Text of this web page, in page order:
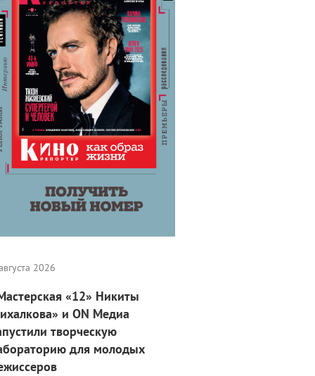
2026
«12» Никиты
и ON Медиа
творческую
для молодых